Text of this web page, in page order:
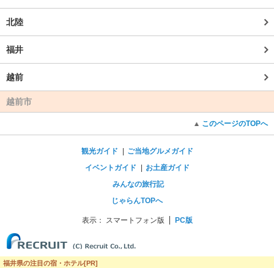
北陸
福井
越前
越前市
このページのTOPへ
観光ガイド
ご当地グルメガイド
イベントガイド
お土産ガイド
みんなの旅行記
じゃらんTOPへ
表示： スマートフォン版 PC版
福井県の注目の宿・ホテル[PR]